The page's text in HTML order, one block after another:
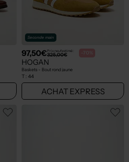
Seconde main
97,50€Prix neuf estimé :
325,00€ -70%
HOGAN
Baskets - Bout rond jaune
T : 44
ACHAT EXPRESS